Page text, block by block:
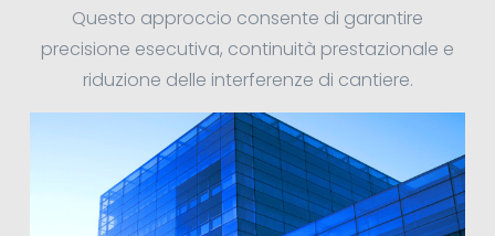
Questo approccio consente di garantire
precisione esecutiva, continuità prestazionale e
riduzione delle interferenze di cantiere.